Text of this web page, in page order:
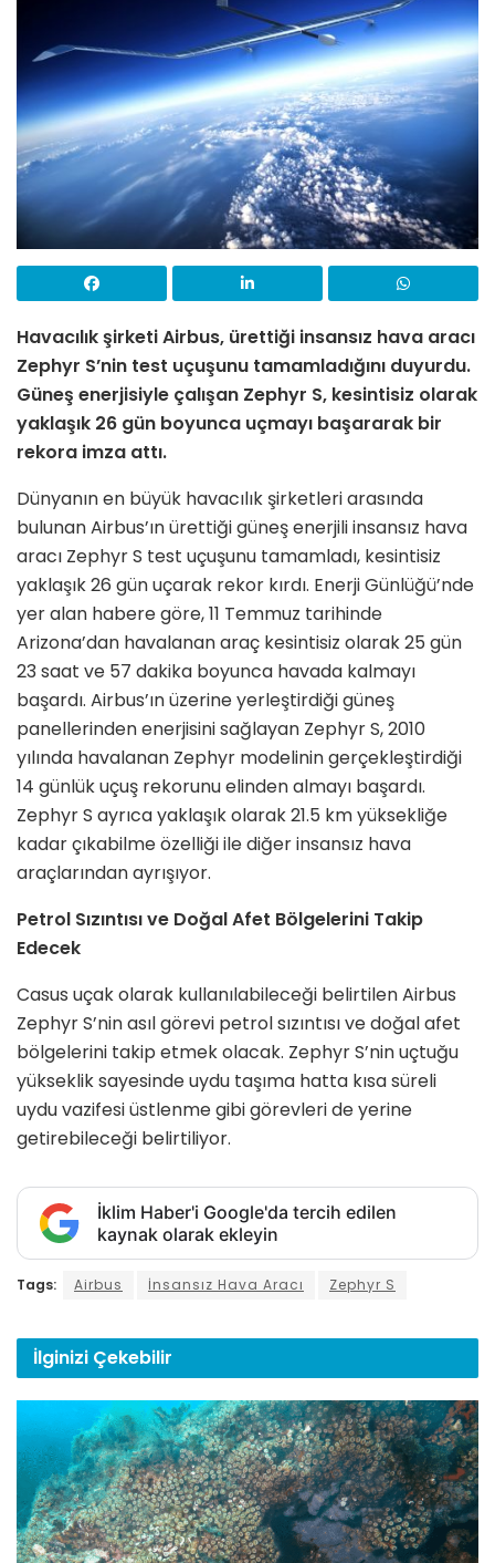
Havacılık şirketi Airbus, ürettiği insansız hava aracı
Zephyr S’nin test uçuşunu tamamladığını duyurdu.
Güneş enerjisiyle çalışan Zephyr S, kesintisiz olarak
yaklaşık 26 gün boyunca uçmayı başararak bir
rekora imza attı.
Dünyanın en büyük havacılık şirketleri arasında
bulunan Airbus’ın ürettiği güneş enerjili insansız hava
aracı Zephyr S test uçuşunu tamamladı, kesintisiz
yaklaşık 26 gün uçarak rekor kırdı. Enerji Günlüğü’nde
yer alan habere göre, 11 Temmuz tarihinde
Arizona’dan havalanan araç kesintisiz olarak 25 gün
23 saat ve 57 dakika boyunca havada kalmayı
başardı. Airbus’ın üzerine yerleştirdiği güneş
panellerinden enerjisini sağlayan Zephyr S, 2010
yılında havalanan Zephyr modelinin gerçekleştirdiği
14 günlük uçuş rekorunu elinden almayı başardı.
Zephyr S ayrıca yaklaşık olarak 21.5 km yüksekliğe
kadar çıkabilme özelliği ile diğer insansız hava
araçlarından ayrışıyor.
Petrol Sızıntısı ve Doğal Afet Bölgelerini Takip
Edecek
Casus uçak olarak kullanılabileceği belirtilen Airbus
Zephyr S’nin asıl görevi petrol sızıntısı ve doğal afet
bölgelerini takip etmek olacak. Zephyr S’nin uçtuğu
yükseklik sayesinde uydu taşıma hatta kısa süreli
uydu vazifesi üstlenme gibi görevleri de yerine
getirebileceği belirtiliyor.
İklim Haber'i Google'da tercih edilen
kaynak olarak ekleyin
Tags: Airbus İnsansız Hava Aracı Zephyr S
İlginizi Çekebilir